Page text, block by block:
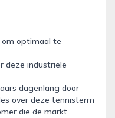
om optimaal te
deze industriële
dagenlang door
over deze tennisterm
die de markt